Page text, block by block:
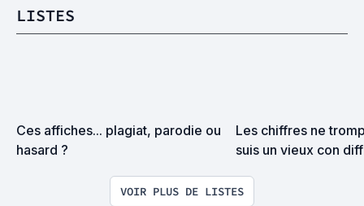
LISTES
Ces affiches... plagiat, parodie ou
hasard ?
Les chiffres ne
suis un vieux con
VOIR PLUS DE LISTES